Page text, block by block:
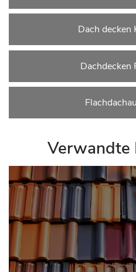
Dach decken
Dachdecken
Verwandte